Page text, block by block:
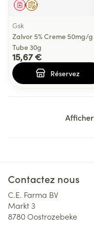
Sur prescription
Médicament
Gsk
Zalvor 5% Creme 50mg/g
Tube 30g
15,67 €
Réservez
Afficher
Contactez nous
C.E. Farma BV
Markt 3
8780Oostrozebeke